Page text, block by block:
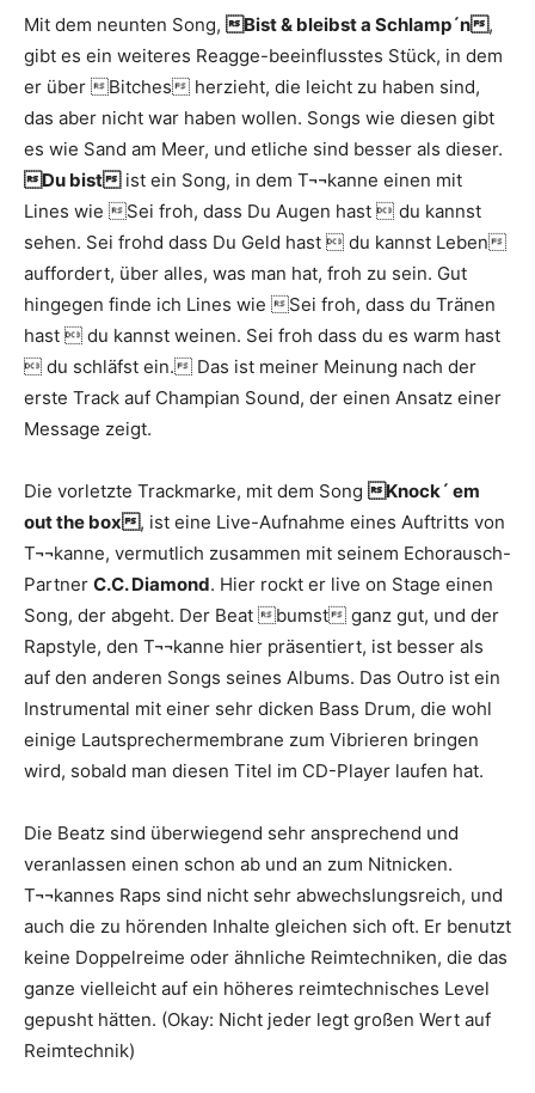
Mit dem neunten Song, Bist & bleibst a Schlamp´n ,
gibt es ein weiteres Reagge-beeinflusstes Stück, in dem
er über Bitches herzieht, die leicht zu haben sind,
das aber nicht war haben wollen. Songs wie diesen gibt
es wie Sand am Meer, und etliche sind besser als dieser.
Du bist ist ein Song, in dem T¬¬kanne einen mit
Lines wie Sei froh, dass Du Augen hast  du kannst
sehen. Sei frohd dass Du Geld hast  du kannst Leben
auffordert, über alles, was man hat, froh zu sein. Gut
hingegen finde ich Lines wie Sei froh, dass du Tränen
hast  du kannst weinen. Sei froh dass du es warm hast
 du schläfst ein. Das ist meiner Meinung nach der
erste Track auf Champian Sound, der einen Ansatz einer
Message zeigt.
Die vorletzte Trackmarke, mit dem Song Knock´ em
out the box , ist eine Live-Aufnahme eines Auftritts von
T¬¬kanne, vermutlich zusammen mit seinem Echorausch-
Partner C.C. Diamond. Hier rockt er live on Stage einen
Song, der abgeht. Der Beat bumst ganz gut, und der
Rapstyle, den T¬¬kanne hier präsentiert, ist besser als
auf den anderen Songs seines Albums. Das Outro ist ein
Instrumental mit einer sehr dicken Bass Drum, die wohl
einige Lautsprechermembrane zum Vibrieren bringen
wird, sobald man diesen Titel im CD-Player laufen hat.
Die Beatz sind überwiegend sehr ansprechend und
veranlassen einen schon ab und an zum Nitnicken.
T¬¬kannes Raps sind nicht sehr abwechslungsreich, und
auch die zu hörenden Inhalte gleichen sich oft. Er benutzt
keine Doppelreime oder ähnliche Reimtechniken, die das
ganze vielleicht auf ein höheres reimtechnisches Level
gepusht hätten. (Okay: Nicht jeder legt großen Wert auf
Reimtechnik)